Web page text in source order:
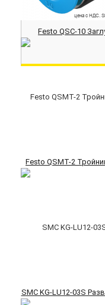
Festo QSC-10
Festo QSMT-2
SMC KG-LU12-03S